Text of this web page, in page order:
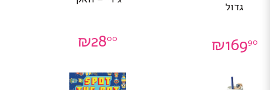
גדול
₪16990
₪2800